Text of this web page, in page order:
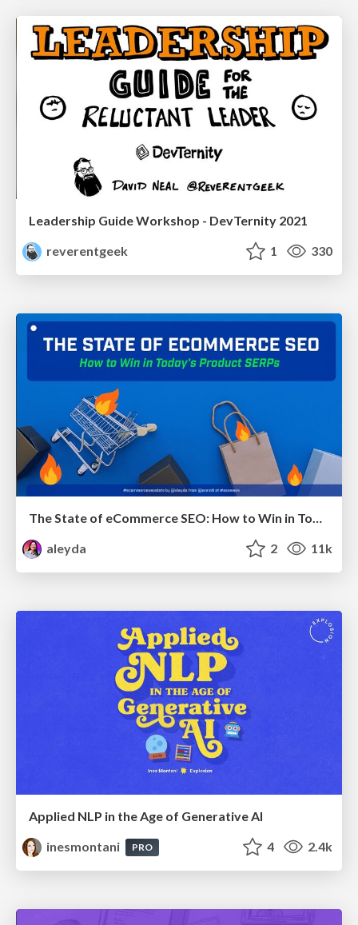
Leadership Guide Workshop - DevTernity 2021
reverentgeek
1 330
The State of eCommerce SEO: How to Win in Today's Products SERPs - #SEOweek
aleyda
2 11k
Applied NLP in the Age of Generative AI
inesmontani
PRO 4 2.4k